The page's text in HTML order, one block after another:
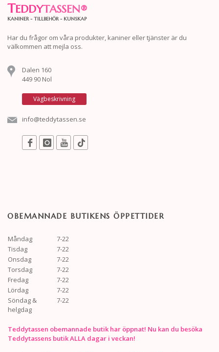
TEDDYTASSEN®
KANINER - TILLBEHÖR - KUNSKAP
Har du frågor om våra produkter, kaniner eller tjänster är du
välkommen att mejla oss.
Dalen 160
449 90 Nol
Vägbeskrivning
info@teddytassen.se
OBEMANNADE BUTIKENS ÖPPETTIDER
Måndag
7-22
Tisdag
7-22
Onsdag
7-22
Torsdag
7-22
Fredag
7-22
Lördag
7-22
Söndag &
helgdag
7-22
Teddytassen obemannade butik har öppnat! Nu kan du besöka
Teddytassens butik ALLA dagar i veckan!